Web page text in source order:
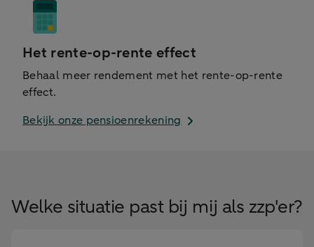
Het rente-op-rente effect
Behaal meer rendement met het rente-op-rente
effect.
Bekijk onze pensioenrekening
Welke situatie past bij mij als zzp'er?